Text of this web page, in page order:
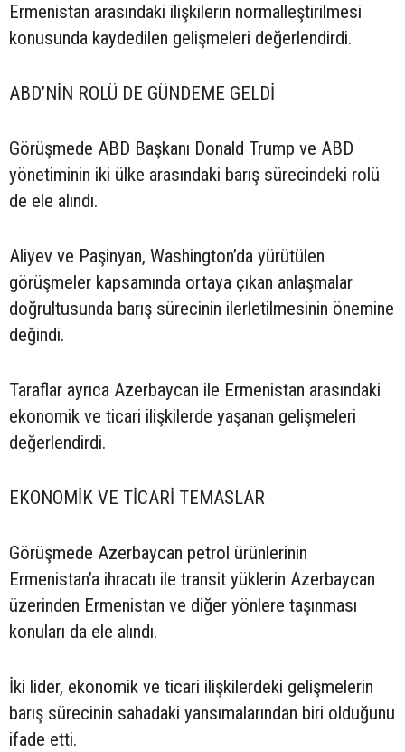
Ermenistan arasındaki ilişkilerin normalleştirilmesi
konusunda kaydedilen gelişmeleri değerlendirdi.
ABD’NİN ROLÜ DE GÜNDEME GELDİ
Görüşmede ABD Başkanı Donald Trump ve ABD
yönetiminin iki ülke arasındaki barış sürecindeki rolü
de ele alındı.
Aliyev ve Paşinyan, Washington’da yürütülen
görüşmeler kapsamında ortaya çıkan anlaşmalar
doğrultusunda barış sürecinin ilerletilmesinin önemine
değindi.
Taraflar ayrıca Azerbaycan ile Ermenistan arasındaki
ekonomik ve ticari ilişkilerde yaşanan gelişmeleri
değerlendirdi.
EKONOMİK VE TİCARİ TEMASLAR
Görüşmede Azerbaycan petrol ürünlerinin
Ermenistan’a ihracatı ile transit yüklerin Azerbaycan
üzerinden Ermenistan ve diğer yönlere taşınması
konuları da ele alındı.
İki lider, ekonomik ve ticari ilişkilerdeki gelişmelerin
barış sürecinin sahadaki yansımalarından biri olduğunu
ifade etti.